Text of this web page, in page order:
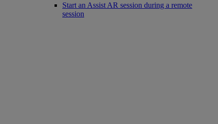
Start an Assist AR session during a remote
session